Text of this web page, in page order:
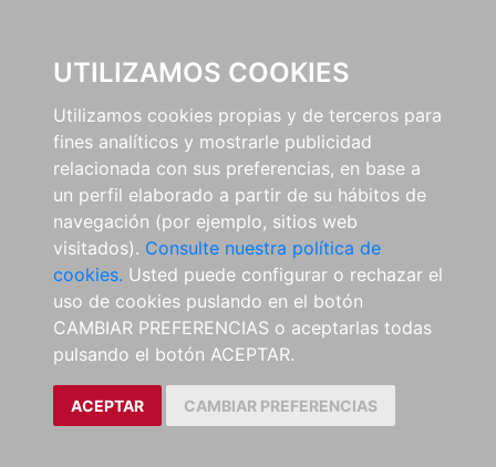
UTILIZAMOS COOKIES
Utilizamos cookies propias y de terceros para
fines analíticos y mostrarle publicidad
relacionada con sus preferencias, en base a
un perfil elaborado a partir de su hábitos de
navegación (por ejemplo, sitios web
visitados). Consulte nuestra política de
cookies. Usted puede configurar o rechazar el
uso de cookies puslando en el botón
CAMBIAR PREFERENCIAS o aceptarlas todas
pulsando el botón ACEPTAR.
ACEPTAR CAMBIAR PREFERENCIAS